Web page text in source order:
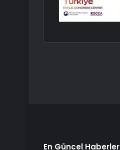
En Güncel Haberler